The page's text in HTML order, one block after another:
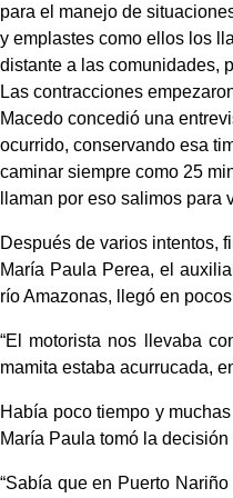
para el manejo de
y emplastes como ellos los
distante a las comunidades,
Las contracciones
Macedo concedió una
ocurrido, conservando esa
caminar siempre como 25
llaman por eso salimos
Después de varios intentos,
María Paula Perea, el
río Amazonas, llegó en
“El motorista nos llevaba
mamita estaba acurrucada,
Había poco tiempo y
María Paula tomó la
“Sabía que en Puerto